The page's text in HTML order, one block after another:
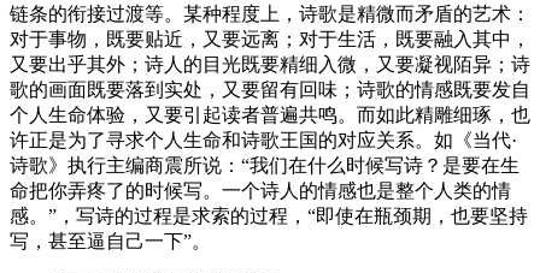
链条的衔接过渡等。某种程度上，诗歌是精微而矛盾的艺术：
对于事物，既要贴近，又要远离；对于生活，既要融入其中，
又要出乎其外；诗人的目光既要精细入微，又要凝视陌异；诗
歌的画面既要落到实处，又要留有回味；诗歌的情感既要发自
个人生命体验，又要引起读者普遍共鸣。而如此精雕细琢，也
许正是为了寻求个人生命和诗歌王国的对应关系。如《当代·
诗歌》执行主编商震所说：“我们在什么时候写诗？是要在生
命把你弄疼了的时候写。一个诗人的情感也是整个人类的情
感。”，写诗的过程是求索的过程，“即使在瓶颈期，也要坚持
写，甚至逼自己一下”。